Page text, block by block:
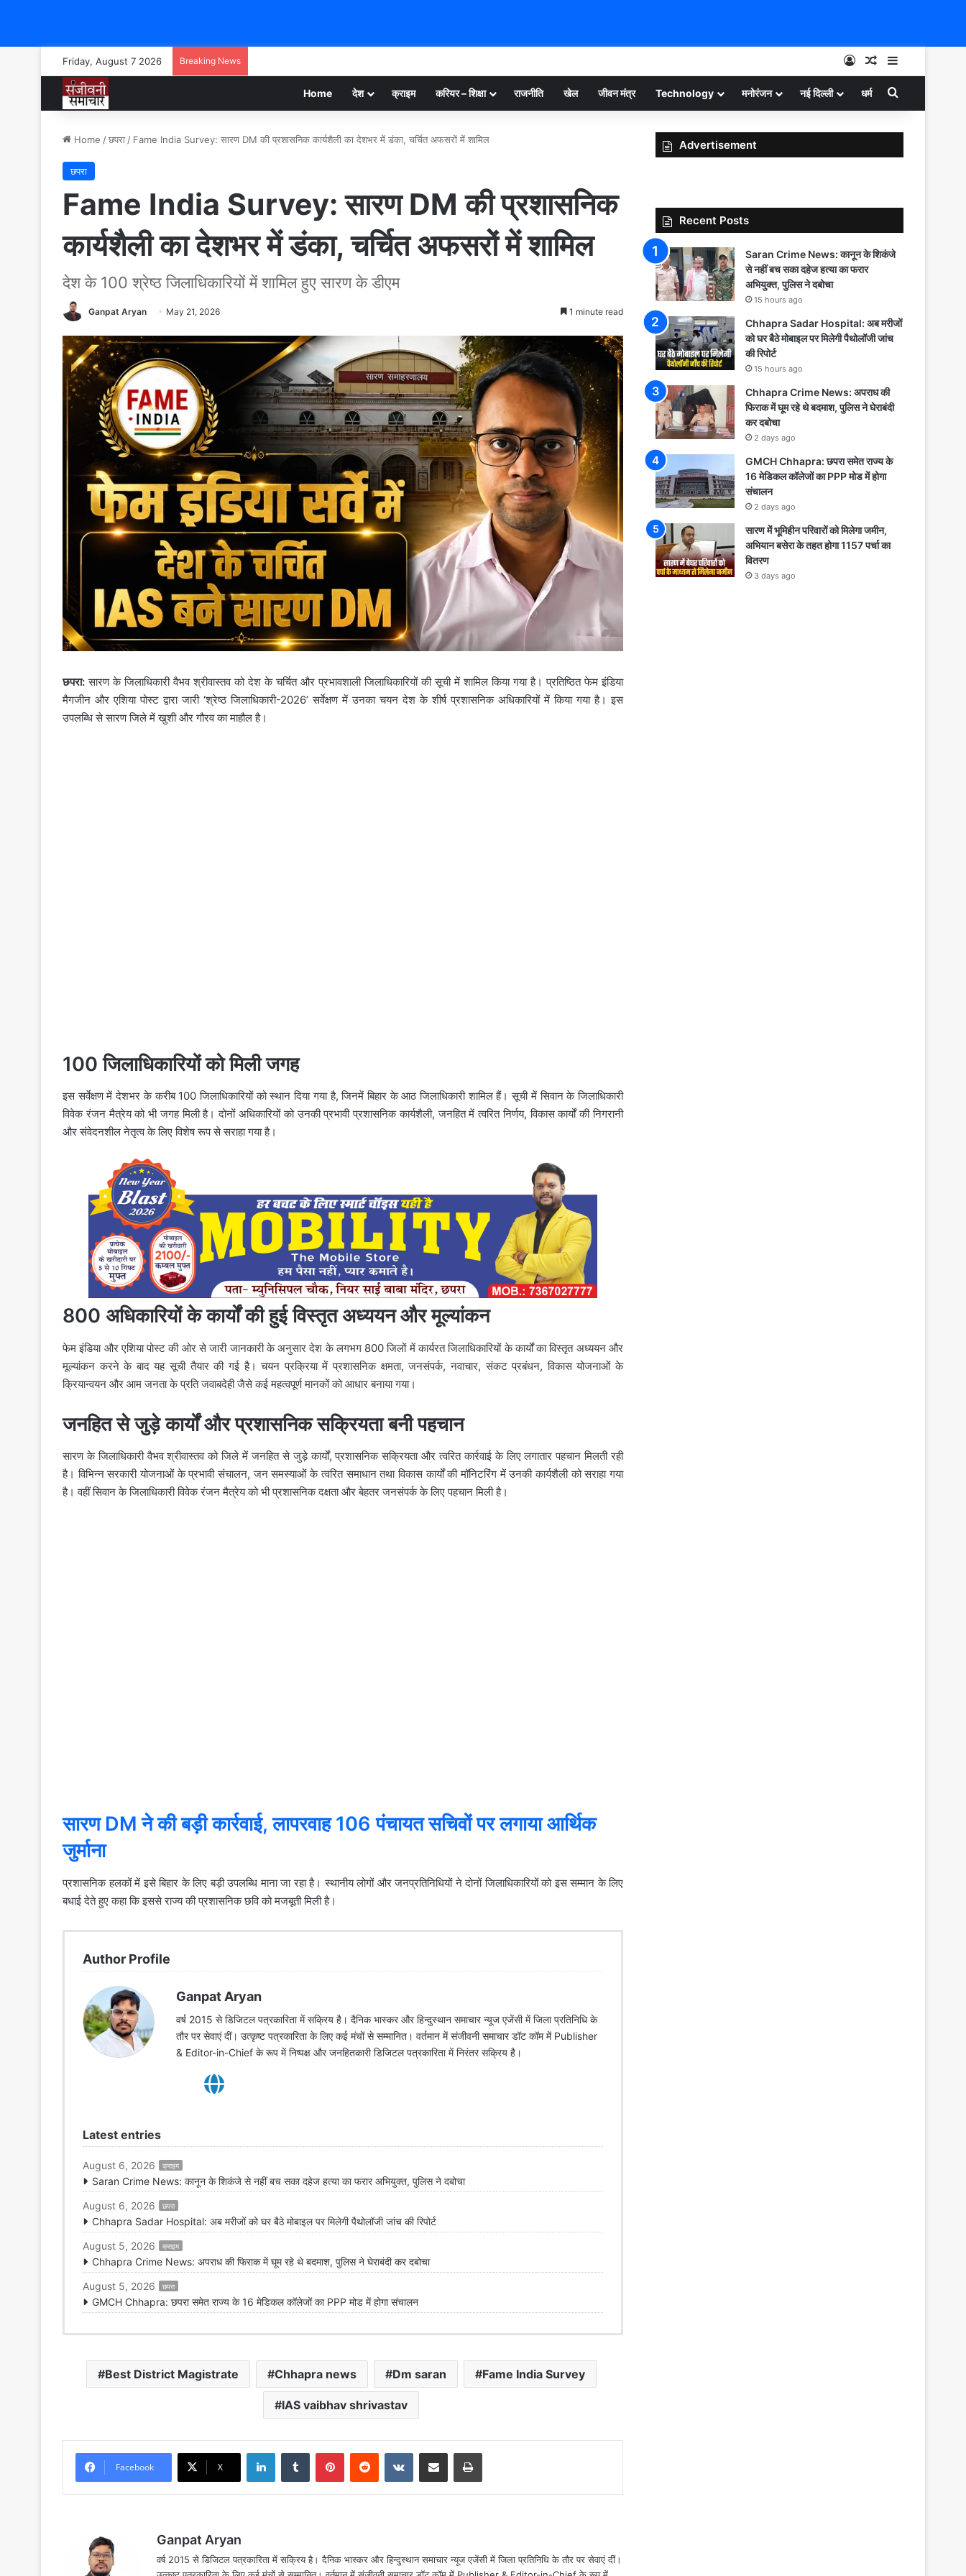
Friday, August 7 2026 Breaking News Log InRandom Article
Sidebar
Home देश क्राइम करियर – शिक्षा राजनीति खेल जीवन मंत्र Technology मनोरंजन नई दिल्ली धर्म Search for
Home /छपरा / Fame India Survey: सारण DM की प्रशासनिक कार्यशैली का देशभर में डंका, चर्चित अफसरों में शामिल
छपरा
Fame India Survey: सारण DM की प्रशासनिक
कार्यशैली का देशभर में डंका, चर्चित अफसरों में शामिल
देश के 100 श्रेष्ठ जिलाधिकारियों में शामिल हुए सारण के डीएम
Ganpat Aryan May 21, 2026 1 minute read
छपरा:सारण के जिलाधिकारीवैभव श्रीवास्तवको देश के चर्चित और प्रभावशाली जिलाधिकारियों की सूची में शामिल किया गया है। प्रतिष्ठित फेम इंडिया
मैगजीन और एशिया पोस्ट द्वारा जारी ‘श्रेष्ठ जिलाधिकारी-2026’ सर्वेक्षण में उनका चयन देश के शीर्ष प्रशासनिक अधिकारियों में किया गया है। इस
उपलब्धि से सारण जिले में खुशी और गौरव का माहौल है।
100 जिलाधिकारियों को मिली जगह
इस सर्वेक्षण में देशभर के करीब 100 जिलाधिकारियों को स्थान दिया गया है, जिनमें बिहार के आठ जिलाधिकारी शामिल हैं। सूची में सिवान के जिलाधिकारी
विवेक रंजन मैत्रेयको भी जगह मिली है। दोनों अधिकारियों को उनकी प्रभावी प्रशासनिक कार्यशैली, जनहित में त्वरित निर्णय, विकास कार्यों की निगरानी
और संवेदनशील नेतृत्व के लिए विशेष रूप से सराहा गया है।
800 अधिकारियों के कार्यों की हुई विस्तृत अध्ययन और मूल्यांकन
फेम इंडिया और एशिया पोस्ट की ओर से जारी जानकारी के अनुसार देश के लगभग 800 जिलों में कार्यरत जिलाधिकारियों के कार्यों का विस्तृत अध्ययन और
मूल्यांकन करने के बाद यह सूची तैयार की गई है। चयन प्रक्रिया में प्रशासनिक क्षमता, जनसंपर्क, नवाचार, संकट प्रबंधन, विकास योजनाओं के
क्रियान्वयन और आम जनता के प्रति जवाबदेही जैसे कई महत्वपूर्ण मानकों को आधार बनाया गया।
जनहित से जुड़े कार्यों और प्रशासनिक सक्रियता बनी पहचान
सारण के जिलाधिकारी वैभव श्रीवास्तव को जिले में जनहित से जुड़े कार्यों, प्रशासनिक सक्रियता और त्वरित कार्रवाई के लिए लगातार पहचान मिलती रही
है। विभिन्न सरकारी योजनाओं के प्रभावी संचालन, जन समस्याओं के त्वरित समाधान तथा विकास कार्यों की मॉनिटरिंग में उनकी कार्यशैली को सराहा गया
है। वहीं सिवान के जिलाधिकारी विवेक रंजन मैत्रेय को भी प्रशासनिक दक्षता और बेहतर जनसंपर्क के लिए पहचान मिली है।
सारण DM ने की बड़ी कार्रवाई, लापरवाह 106 पंचायत सचिवों पर लगाया आर्थिक
जुर्माना
प्रशासनिक हलकों में इसे बिहार के लिए बड़ी उपलब्धि माना जा रहा है। स्थानीय लोगों और जनप्रतिनिधियों ने दोनों जिलाधिकारियों को इस सम्मान के लिए
बधाई देते हुए कहा कि इससे राज्य की प्रशासनिक छवि को मजबूती मिली है।
Author Profile
Ganpat Aryan
वर्ष 2015 से डिजिटल पत्रकारिता में सक्रिय है। दैनिक भास्कर और हिन्दुस्थान समाचार न्यूज एजेंसी में जिला प्रतिनिधि के
तौर पर सेवाएं दीं। उत्कृष्ट पत्रकारिता के लिए कई मंचों से सम्मानित। वर्तमान में संजीवनी समाचार डॉट कॉम में Publisher
& Editor-in-Chief के रूप में निष्पक्ष और जनहितकारी डिजिटल पत्रकारिता में निरंतर सक्रिय है।
Latest entries
August 6, 2026 क्राइम
Saran Crime News: कानून के शिकंजे से नहीं बच सका दहेज हत्या का फरार अभियुक्त, पुलिस ने दबोचा
August 6, 2026
छपरा
Chhapra Sadar Hospital: अब मरीजों को घर बैठे मोबाइल पर मिलेगी पैथोलॉजी जांच की रिपोर्ट
August 5, 2026
क्राइम
Chhapra Crime News: अपराध की फिराक में घूम रहे थे बदमाश, पुलिस ने घेराबंदी कर दबोचा
August 5, 2026
छपरा
GMCH Chhapra: छपरा समेत राज्य के 16 मेडिकल कॉलेजों का PPP मोड में होगा संचालन
Best District Magistrate Chhapra news Dm saran Fame India Survey
IAS vaibhav shrivastav
Facebook X
LinkedInTumblr PinterestReddit VKontakteShare via Email Print
Ganpat Aryan
वर्ष 2015 से डिजिटल पत्रकारिता में सक्रिय है। दैनिक भास्कर और हिन्दुस्थान समाचार न्यूज एजेंसी में जिला प्रतिनिधि के तौर पर सेवाएं दीं।
Advertisement
Recent Posts
Saran Crime News: कानून के शिकंजे
से नहीं बच सका दहेज हत्या का फरार
अभियुक्त, पुलिस ने दबोचा
15 hours ago
Chhapra Sadar Hospital: अब मरीजों
को घर बैठे मोबाइल पर मिलेगी पैथोलॉजी जांच
की रिपोर्ट
15 hours ago
Chhapra Crime News: अपराध की
फिराक में घूम रहे थे बदमाश, पुलिस ने घेराबंदी
कर दबोचा
2 days ago
GMCH Chhapra: छपरा समेत राज्य के
16 मेडिकल कॉलेजों का PPP मोड में होगा
संचालन
2 days ago
सारण में भूमिहीन परिवारों को मिलेगा जमीन,
अभियान बसेरा के तहत होगा 1157 पर्चा का
वितरण
3 days ago